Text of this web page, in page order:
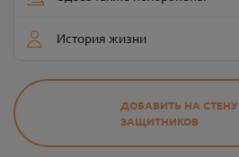
История жизни
ДОБАВИТЬ НА СТЕНУ
ЗАЩИТНИКОВ